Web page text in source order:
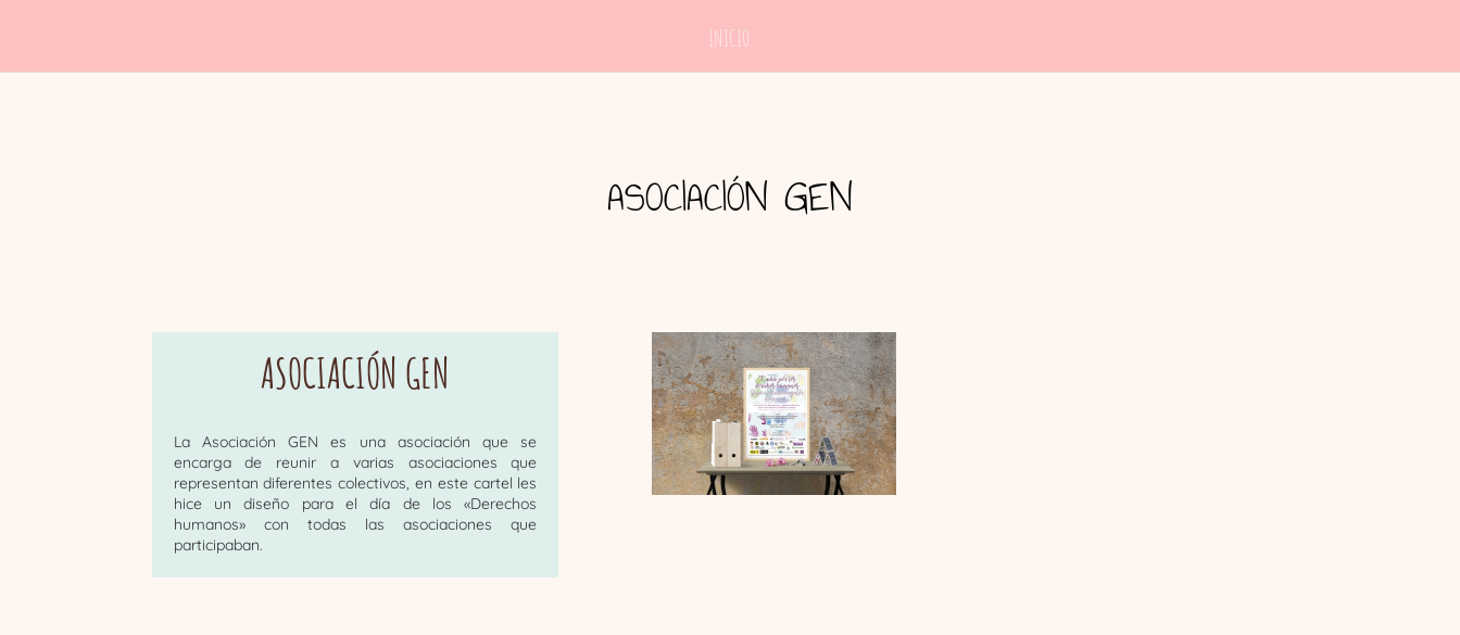
INICIO
ASOCIACIÓN GEN
ASOCIACIÓN GEN
La Asociación GEN es una asociación que se
encarga de reunir a varias asociaciones que
representan diferentes colectivos, en este cartel les
hice un diseño para el día de los «Derechos
humanos» con todas las asociaciones que
participaban.